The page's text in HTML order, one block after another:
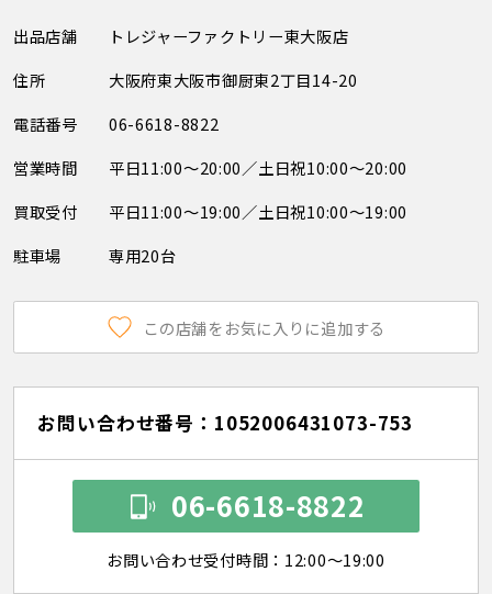
出品店舗
トレジャーファクトリー東大阪店
住所
大阪府東大阪市御厨東2丁目14-20
電話番号
06-6618-8822
営業時間
平日11:00～20:00／土日祝10:00～20:00
買取受付
平日11:00～19:00／土日祝10:00～19:00
駐車場
専用20台
この店舗をお気に入りに追加する
お問い合わせ番号：1052006431073-753
06-6618-8822
お問い合わせ受付時間：12:00～19:00